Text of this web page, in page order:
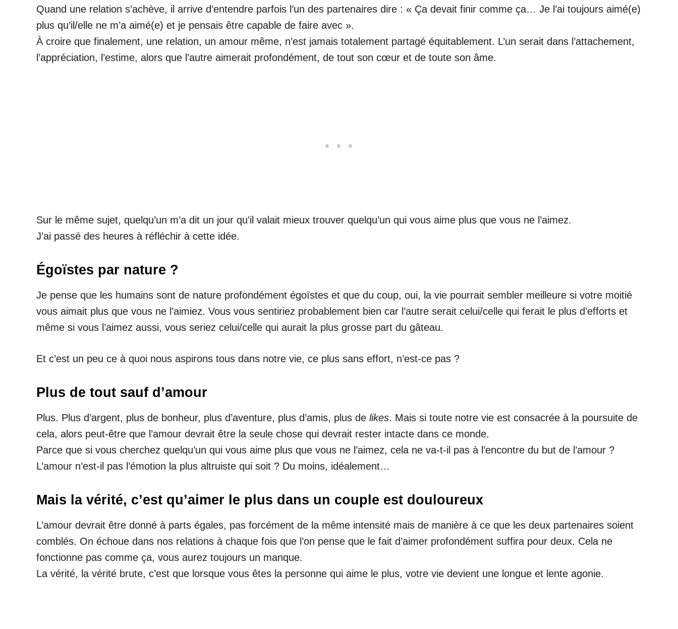
Quand une relation s’achève, il arrive d’entendre parfois l’un des partenaires dire : « Ça devait finir comme ça… Je l’ai toujours aimé(e)
plus qu’il/elle ne m’a aimé(e) et je pensais être capable de faire avec ».
À croire que finalement, une relation, un amour même, n’est jamais totalement partagé équitablement. L’un serait dans l’attachement,
l’appréciation, l’estime, alors que l’autre aimerait profondément, de tout son cœur et de toute son âme.
Sur le même sujet, quelqu’un m’a dit un jour qu’il valait mieux trouver quelqu’un qui vous aime plus que vous ne l’aimez.
J’ai passé des heures à réfléchir à cette idée.
Égoïstes par nature ?
Je pense que les humains sont de nature profondément égoïstes et que du coup, oui, la vie pourrait sembler meilleure si votre moitié
vous aimait plus que vous ne l’aimiez. Vous vous sentiriez probablement bien car l’autre serait celui/celle qui ferait le plus d’efforts et
même si vous l’aimez aussi, vous seriez celui/celle qui aurait la plus grosse part du gâteau.
Et c’est un peu ce à quoi nous aspirons tous dans notre vie, ce plus sans effort, n’est-ce pas ?
Plus de tout sauf d’amour
Plus. Plus d’argent, plus de bonheur, plus d’aventure, plus d’amis, plus de likes. Mais si toute notre vie est consacrée à la poursuite de
cela, alors peut-être que l’amour devrait être la seule chose qui devrait rester intacte dans ce monde.
Parce que si vous cherchez quelqu’un qui vous aime plus que vous ne l’aimez, cela ne va-t-il pas à l’encontre du but de l’amour ?
L’amour n’est-il pas l’émotion la plus altruiste qui soit ? Du moins, idéalement…
Mais la vérité, c’est qu’aimer le plus dans un couple est douloureux
L’amour devrait être donné à parts égales, pas forcément de la même intensité mais de manière à ce que les deux partenaires soient
comblés. On échoue dans nos relations à chaque fois que l’on pense que le fait d’aimer profondément suffira pour deux. Cela ne
fonctionne pas comme ça, vous aurez toujours un manque.
La vérité, la vérité brute, c’est que lorsque vous êtes la personne qui aime le plus, votre vie devient une longue et lente agonie.